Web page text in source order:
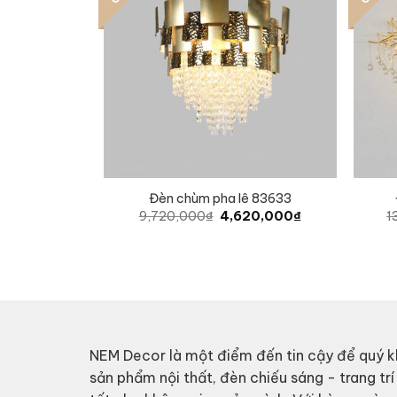
Đèn chùm pha lê 83633
9,720,000₫ Original
4,620,000₫Current
NEM Decor là một điểm đến tin cậy để quý
sản phẩm nội thất, đèn chiếu sáng - trang